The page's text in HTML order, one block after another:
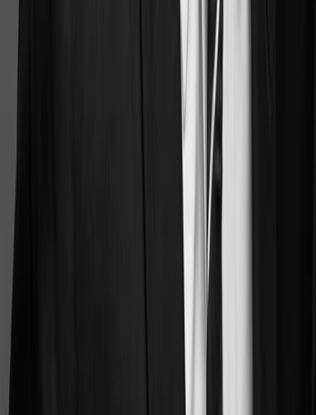
Ils réconcilient vos dossiers avec la donnée publique.
Nos workflows croisent vos documents avec toute la base de
données juridiques Doctrine — la plus exhaustive du marché —
pour vous offrir des résultats contextualisés et pertinents.